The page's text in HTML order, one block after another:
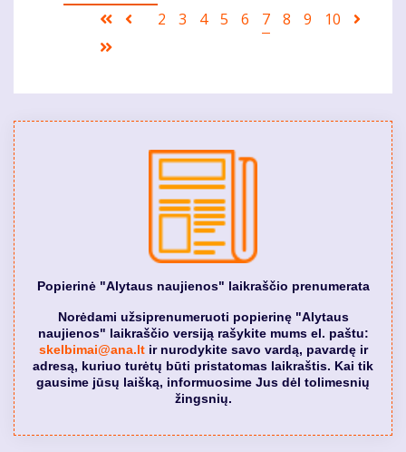
Pagination
First Ankstesnis
Puslapis
2 Puslapis
3 Puslapis
4 Puslapis
5 Puslapis
6
Current
7 Puslapis
8 Puslapis
9 Puslapis
10
Popierinė "Alytaus naujienos" laikraščio prenumerata
Norėdami užsiprenumeruoti popierinę "Alytaus
naujienos" laikraščio versiją rašykite mums el. paštu:
skelbimai@ana.ltir nurodykite savo vardą, pavardę ir
adresą, kuriuo turėtų būti pristatomas laikraštis. Kai tik
gausime jūsų laišką, informuosime Jus dėl tolimesnių
žingsnių.